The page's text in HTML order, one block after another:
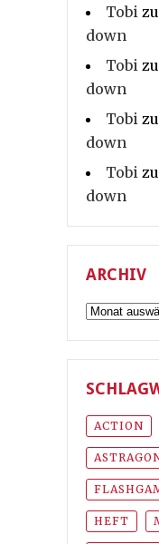
Tobi zu
down
Tobi zu
down
Tobi zu
down
Tobi zu
down
ARCHIV
Archiv
ACTION
HEFT